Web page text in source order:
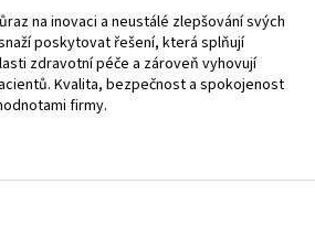
na inovaci a neustálé zlepšování svých
poskytovat řešení, která splňují
zdravotní péče a zároveň vyhovují
Kvalita, bezpečnost a spokojenost
firmy.